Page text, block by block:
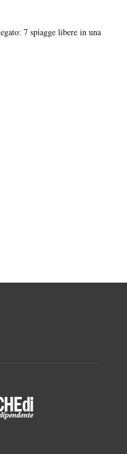
7 spiagge libere in una